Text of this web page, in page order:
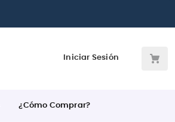
Iniciar Sesión
¿Cómo Comprar?